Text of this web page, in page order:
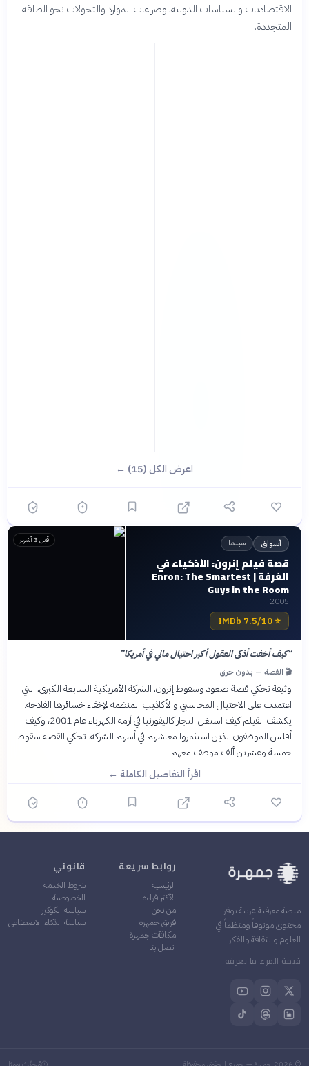
الاقتصاديات والسياسات الدولية، وصراعات الموارد والتحولات نحو الطاقة
المتجددة.
اعرض الكل (15) ←
أسواق سينما
قصة فيلم إنرون: الأذكياء في
الغرفة | Enron: The Smartest
Guys in the Room
2005
⭐
7.5/10 IMDb
قبل 3 أشهر
“كيف أخفت أذكى العقول أكبر احتيال مالي في أمريكا”
🎬 القصة — بدون حرق
وثيقة تحكي قصة صعود وسقوط إنرون، الشركة الأمريكية السابعة الكبرى، التي
اعتمدت على الاحتيال المحاسبي والأكاذيب المنظمة لإخفاء خسائرها الفادحة.
يكشف الفيلم كيف استغل التجار كاليفورنيا في أزمة الكهرباء عام 2001، وكيف
أفلس الموظفون الذين استثمروا معاشهم في أسهم الشركة. تحكي القصة سقوط
خمسة وعشرين ألف موظف معهم.
اقرأ التفاصيل الكاملة ←
منصة معرفية عربية توفر
محتوى موثوقاً ومنظماً في
العلوم والثقافة والفكر
قيمة المرء ما يعرفه
روابط سريعة
الرئيسية
الأكثر قراءة
من نحن
فريق جمهرة
مكافآت جمهرة
اتصل بنا
قانوني
شروط الخدمة
الخصوصية
سياسة الكوكيز
سياسة الذكاء الاصطناعي